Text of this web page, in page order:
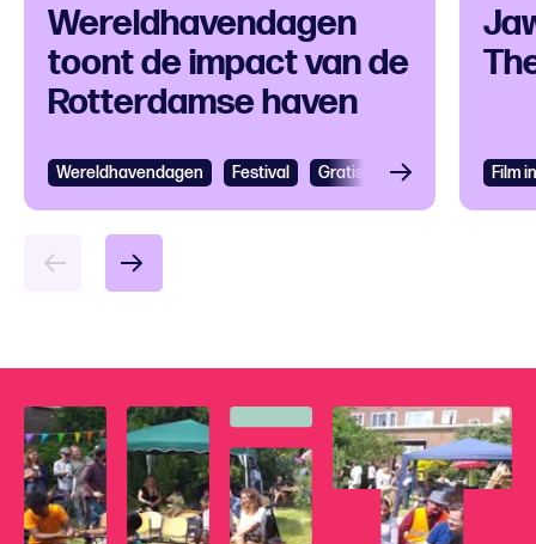
Wereldhavendagen
toont de impact van de
Rotterdamse haven
Wereldhavendagen Festival Gratis Festival Film
Bekijken